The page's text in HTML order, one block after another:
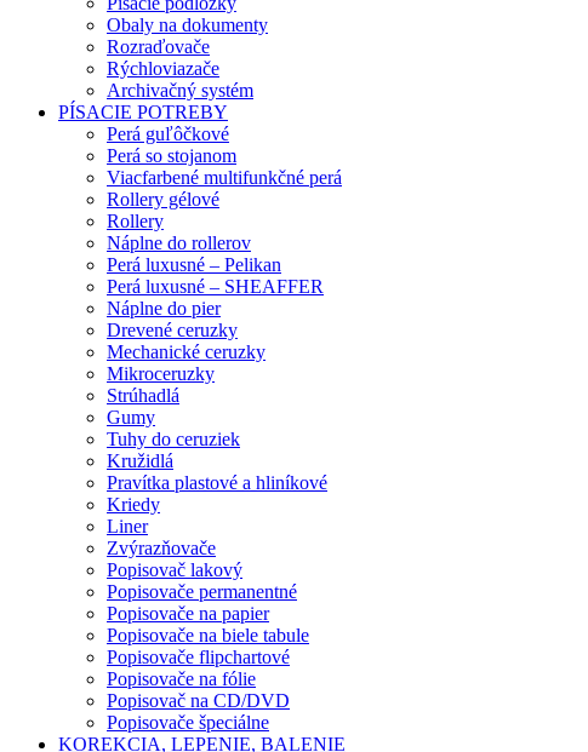
Obaly na dokumenty
Rozraďovače
Rýchloviazače
Archivačný systém
PÍSACIE POTREBY
Perá guľôčkové
Perá so stojanom
Viacfarbené multifunkčné perá
Rollery gélové
Rollery
Náplne do rollerov
Perá luxusné – Pelikan
Perá luxusné – SHEAFFER
Náplne do pier
Drevené ceruzky
Mechanické ceruzky
Mikroceruzky
Strúhadlá
Gumy
Tuhy do ceruziek
Kružidlá
Pravítka plastové a hliníkové
Kriedy
Liner
Zvýrazňovače
Popisovač lakový
Popisovače permanentné
Popisovače na papier
Popisovače na biele tabule
Popisovače flipchartové
Popisovače na fólie
Popisovač na CD/DVD
Popisovače špeciálne
KOREKCIA, LEPENIE, BALENIE